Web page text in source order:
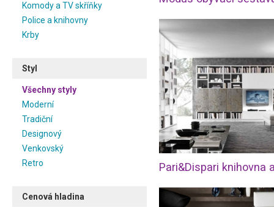
Komody a TV skříňky
Police a knihovny
Krby
Styl
Všechny styly
Moderní
Tradiční
Designový
Venkovský
Retro
Cenová hladina